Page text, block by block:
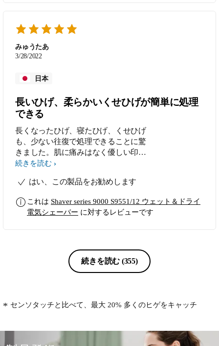
みゅうたあ
3/28/2022
日本
長いひげ、柔らかいくせひげが簡単に処理
できる
長くなったひげ、寝たひげ、くせひげ
も、少ない往復で処理できることに驚
きました。肌に痛みはなく優しい印象
です。
続きを読む
はい、この製品をお勧めします
これは Shaver series 9000 S9551/12 ウェット＆ドライ
電気シェーバー に対するレビューです
続きを読む (355)
センソタッチと比べて、最大 20% 多くのヒゲをキャッチ